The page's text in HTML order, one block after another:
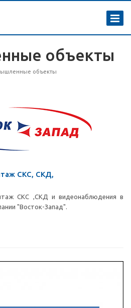
объекты
объекты
СКС, СКД,
СКС ,СКД и видеонаблюдения в
"Восток-Запад".